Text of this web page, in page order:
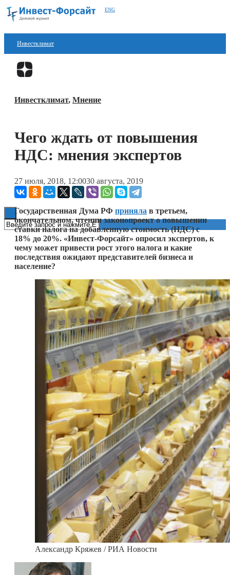
ENG
Инвестклимат
Финансы
Блокчейн
Книги
Инвестклимат, Мнение
Чего ждать от повышения
НДС: мнения экспертов
27 июля, 2018, 12:0030 августа, 2019
Государственная Дума РФ приняла в третьем,
окончательном, чтении законопроект о повышении
ставки налога на добавленную стоимость (НДС) с
18% до 20%. «Инвест-Форсайт» опросил экспертов, к
чему может привести рост этого налога и какие
последствия ожидают представителей бизнеса и
население?
Александр Кряжев / РИА Новости